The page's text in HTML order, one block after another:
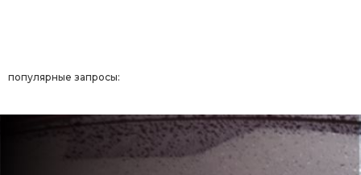
популярные запросы: